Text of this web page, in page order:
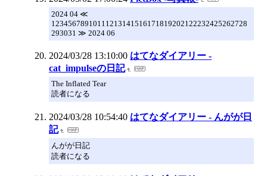
2024 04 ≪
12345678910111213141516171819202122232425262728
293031 ≫ 2024 06
2024/03/28 13:10:00 はてなダイアリー -
cat_impulseの日記
The Inflated Tear
読者になる
2024/03/28 10:54:40 はてなダイアリー - んがが日
記
んがが日記
読者になる